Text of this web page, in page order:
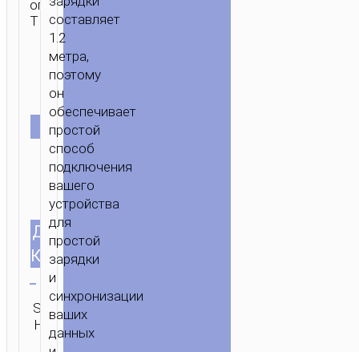
оплеткой
TPE.
ЦВЕТ
ДЛИНА
КАБЕЛЯ
SKU:
Н/Д
Категория:
составляет
1.2
метра,
поэтому
он
обеспечивает
простой
способ
подключения
вашего
устройства
для
простой
зарядки
и
синхронизации
ваших
данных